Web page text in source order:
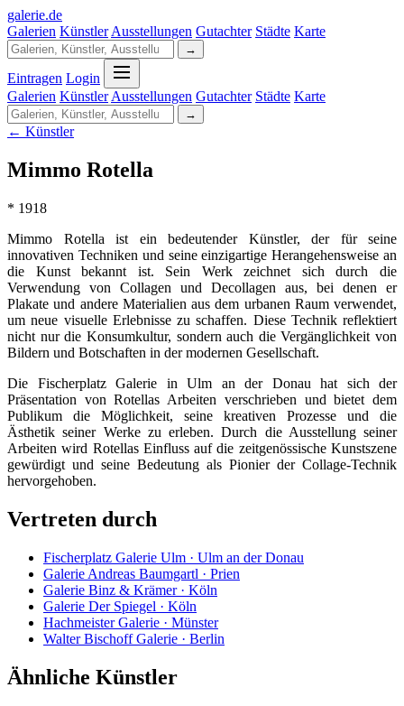
galerie.de
Galerien Künstler Ausstellungen Gutachter Städte Karte
→
Eintragen Login
Galerien Künstler Ausstellungen Gutachter Städte Karte
→
← Künstler
Mimmo Rotella
* 1918
Mimmo Rotella ist ein bedeutender Künstler, der für seine
innovativen Techniken und seine einzigartige Herangehensweise an
die Kunst bekannt ist. Sein Werk zeichnet sich durch die
Verwendung von Collagen und Decollagen aus, bei denen er
Plakate und andere Materialien aus dem urbanen Raum verwendet,
um neue visuelle Erlebnisse zu schaffen. Diese Technik reflektiert
nicht nur die Konsumkultur, sondern auch die Vergänglichkeit von
Bildern und Botschaften in der modernen Gesellschaft.
Die Fischerplatz Galerie in Ulm an der Donau hat sich der
Präsentation von Rotellas Arbeiten verschrieben und bietet dem
Publikum die Möglichkeit, seine kreativen Prozesse und die
Ästhetik seiner Werke zu erleben. Durch die Ausstellung seiner
Arbeiten wird Rotellas Einfluss auf die zeitgenössische Kunstszene
gewürdigt und seine Bedeutung als Pionier der Collage-Technik
hervorgehoben.
Vertreten durch
Fischerplatz Galerie Ulm · Ulm an der Donau
Galerie Andreas Baumgartl · Prien
Galerie Binz & Krämer · Köln
Galerie Der Spiegel · Köln
Hachmeister Galerie · Münster
Walter Bischoff Galerie · Berlin
Ähnliche Künstler